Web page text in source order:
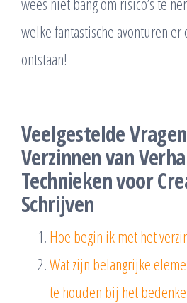
welke fantastische avonturen
ontstaan!
Veelgestelde
Verzinnen van
Technieken voor
Schrijven
Hoe begin ik met het
Wat zijn belangrijke
te houden bij het